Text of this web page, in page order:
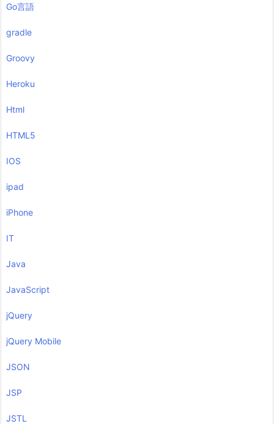
Go言語
gradle
Groovy
Heroku
Html
HTML5
IOS
ipad
iPhone
IT
Java
JavaScript
jQuery
jQuery Mobile
JSON
JSP
JSTL